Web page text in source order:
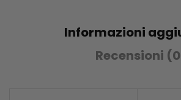
Informazioni
Recensioni